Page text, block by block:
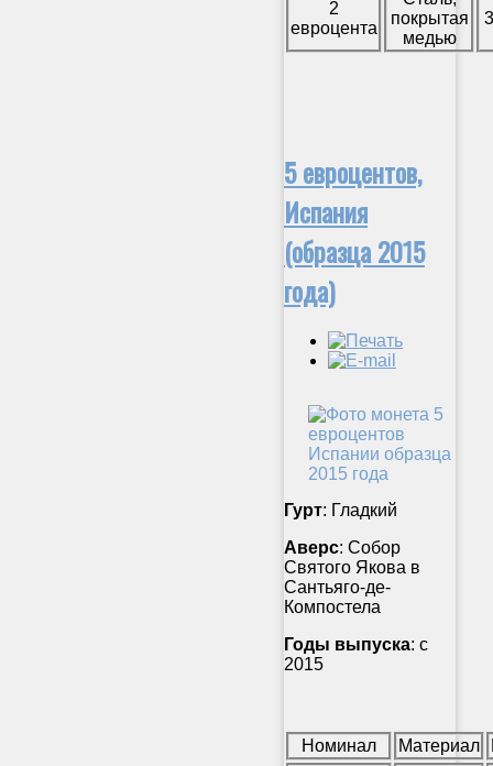
2
евроцента
покрытая
медью
5 евроцентов,
Испания
(образца 2015
года)
Гурт: Гладкий
Аверс: Собор
Святого Якова в
Сантьяго-де-
Компостела
Годы выпуска: с
2015
Номинал Материал